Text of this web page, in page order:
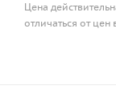
Цена
отличаться от